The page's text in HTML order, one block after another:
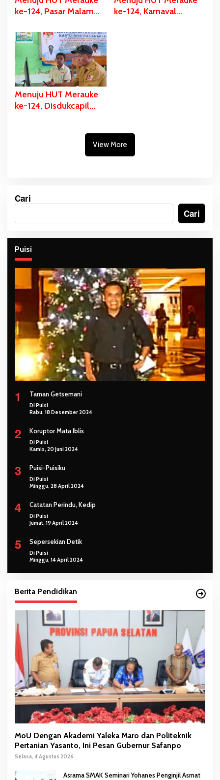
ke-124, Pasar Malam
Berpartisipasi Dalam
Bazar Kuliner
ke-124, Karnaval
Menuju HUT Merauke
ke-124, Disdukcapil
View More
Cari
Cari
Puisi
1 Taman Getsemani
Di Puisi
Rabu, 18 Desember 2024
2 Koruptor Mata Iblis
Di Puisi
Kamis, 20 Juni 2024
3 Puisi-Puisiku
Di Puisi
Minggu, 28 April 2024
4 Catatan Perindu, Kedip
Di Puisi
Jumat, 19 April 2024
5 Sepersekian Detik
Di Puisi
Minggu, 14 April 2024
Berita Pendidikan
MoU Dengan Akademi Yaleka Maro dan Politeknik
Pertanian Yasanto, Ini Pesan Gubernur Safanpo
Selasa, 4 Agustus 2026
Asrama SMAK Seminari Yohanes Penginjil Asmat